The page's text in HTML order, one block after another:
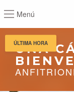
au
contenu
principal
ÚLTIMA HORA
Menú
UNA